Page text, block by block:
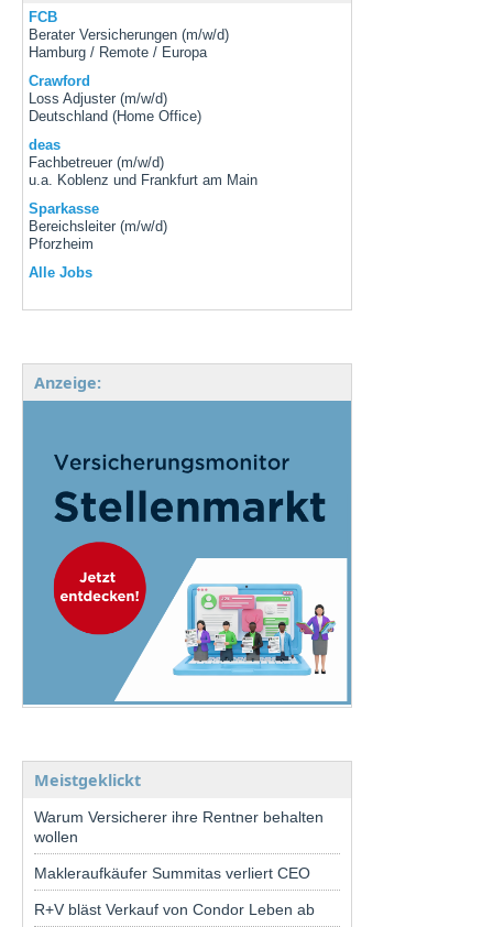
FCB
Berater Versicherungen (m/w/d)
Hamburg / Remote / Europa
Crawford
Loss Adjuster (m/w/d)
Deutschland (Home Office)
deas
Fachbetreuer (m/w/d)
u.a. Koblenz und Frankfurt am Main
Sparkasse
Bereichsleiter (m/w/d)
Pforzheim
Alle Jobs
Anzeige:
Meistgeklickt
Warum Versicherer ihre Rentner behalten
wollen
Makleraufkäufer Summitas verliert CEO
R+V bläst Verkauf von Condor Leben ab